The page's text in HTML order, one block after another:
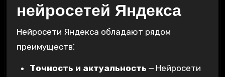
нейросетей Яндекса
Нейросети Яндекса обладают рядом
преимуществ⁚
Точность и актуальность ⎼ Нейросети